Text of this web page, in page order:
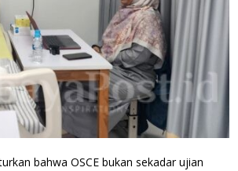
bahwa OSCE bukan sekadar ujian